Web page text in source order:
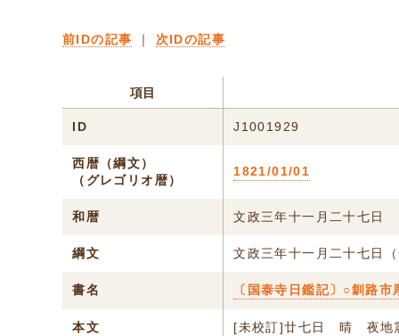
前IDの記事 ｜ 次IDの記事
項目
ID J1001929
西暦（綱文）
（グレゴリオ暦）
1821/01/01
和暦 文政三年十一月二十七日
綱文 文政三年十一月二十七日
書名 〔国泰寺日鑑記〕○釧路市
本文 [未校訂]廿七日 晴 夜地